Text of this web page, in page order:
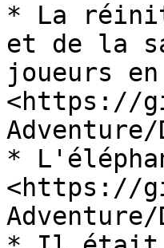
* La
et de la
joueurs
<https://
*
<https://